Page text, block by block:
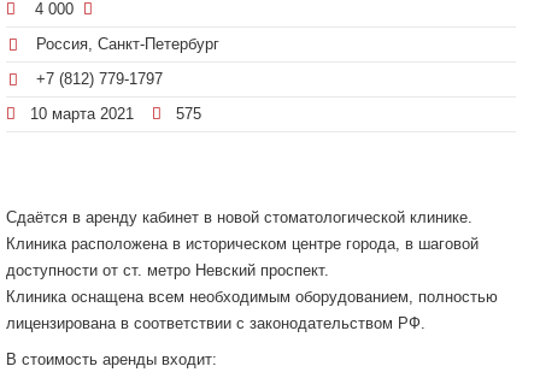
4 000
Россия, Санкт-Петербург
+7 (812) 779-1797
10 марта 2021
575
Сдаётся в аренду кабинет в новой стоматологической клинике.
Клиника расположена в историческом центре города, в шаговой
доступности от ст. метро Невский проспект.
Клиника оснащена всем необходимым оборудованием, полностью
лицензирована в соответствии с законодательством РФ.
В стоимость аренды входит: